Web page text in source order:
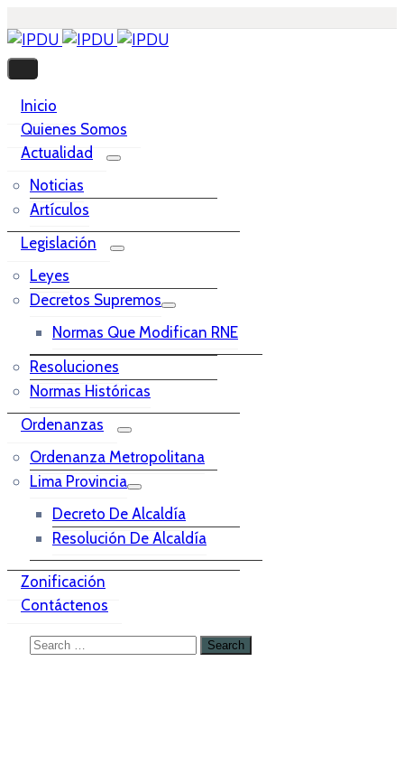
Inicio
Quienes Somos
Actualidad
Noticias
Artículos
Legislación
Leyes
Decretos Supremos
Normas Que Modifican RNE
Resoluciones
Normas Históricas
Ordenanzas
Ordenanza Metropolitana
Lima Provincia
Decreto De Alcaldía
Resolución De Alcaldía
Zonificación
Contáctenos